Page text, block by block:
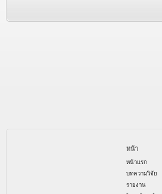
หน้า
หน้าแรก
บทความวิจัย
รายงาน